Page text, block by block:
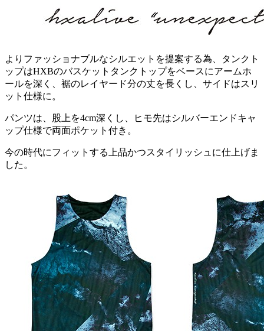
よりファッショナブルなシルエットを提案する為、タンクト
ップはHXBのバスケットタンクトップをベースにアームホ
ールを深く、裾のレイヤード分の丈を長くし、サイドはスリ
ット仕様に。
パンツは、股上を4cm深くし、ヒモ先はシルバーエンドキャ
ップ仕様で両面ポケット付き。
今の時代にフィットする上品かつスタイリッシュに仕上げま
した。